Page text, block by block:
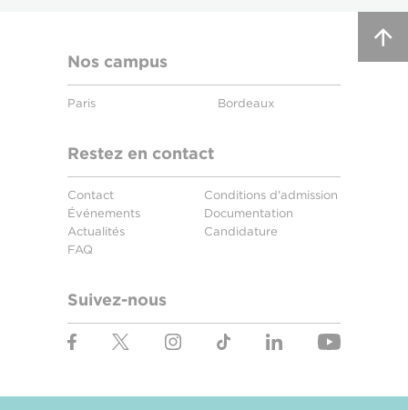
Nos campus
Paris Bordeaux
Restez en contact
Contact
Événements
Actualités
FAQ
Conditions d'admission
Documentation
Candidature
Suivez-nous